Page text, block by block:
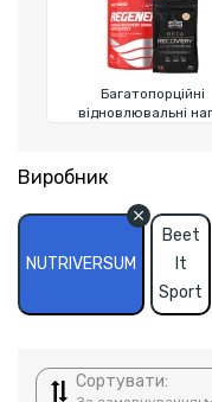
Багатопорційні
відновлювальні
Виробник
NUTRIVERSUM
Beet
It
Sport
Сортувати: